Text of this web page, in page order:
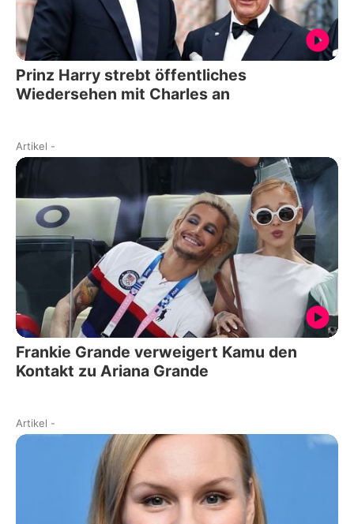
Prinz Harry strebt öffentliches
Wiedersehen mit Charles an
Artikel -
Frankie Grande verweigert Kamu den
Kontakt zu Ariana Grande
Artikel -